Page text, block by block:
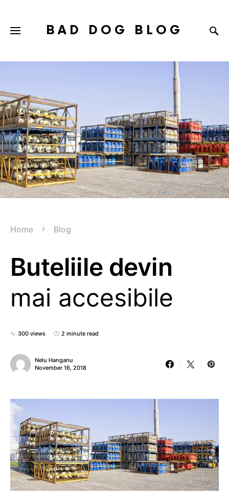
BAD DOG BLOG
Home Blog
Buteliile devin
mai accesibile
300 views 2 minute read
Nelu Hanganu
November 16, 2018